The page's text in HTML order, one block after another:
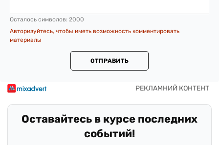
Осталось символов: 2000
Авторизуйтесь, чтобы иметь возможность комментировать
материалы
ОТПРАВИТЬ
Оставайтесь в курсе последних
событий!